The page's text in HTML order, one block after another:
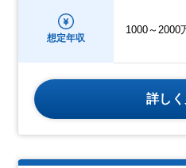
想定年収
1000～2000
詳し